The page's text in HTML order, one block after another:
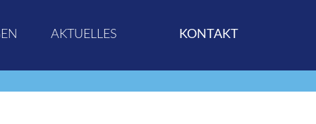
AKTUELLES KONTAKT